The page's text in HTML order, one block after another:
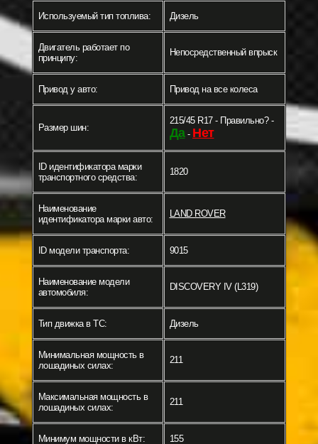
Используемый тип топлива: Дизель
Двигатель работает по
принципу:
Непосредственный впрыск
Привод у авто: Привод на все колеса
Размер шин:
215/45 R17 - Правильно? -
Да- Нет
ID идентификатора марки
транспортного средства:
1820
Наименование
идентификатора марки авто:
LAND ROVER
ID модели транспорта: 9015
Наименование модели
автомобиля:
DISCOVERY IV (L319)
Тип движка в ТС: Дизель
Минимальная мощность в
лошадиных силах:
211
Максимальная мощность в
лошадиных силах:
211
Минимум мощности в кВт: 155